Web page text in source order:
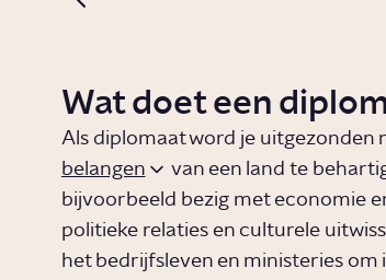
Wat doet een
Als diplomaat word je uitgezonden
belangen
van een land te
bijvoorbeeld bezig met economie
politieke relaties en culturele
het bedrijfsleven en ministeries